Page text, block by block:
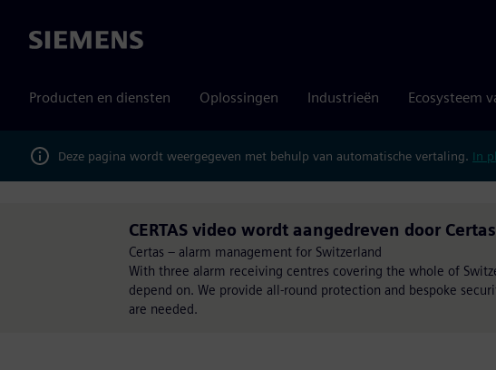
Siemens
Producten en diensten Oplossingen Industrieën Ecosysteem
Deze pagina wordt weergegeven met behulp van automatische vertaling. In
CERTAS video wordt aangedreven door Certas
Certas – alarm management for Switzerland
With three alarm receiving centres covering the whole of
depend on. We provide all-round protection and bespoke
are needed.